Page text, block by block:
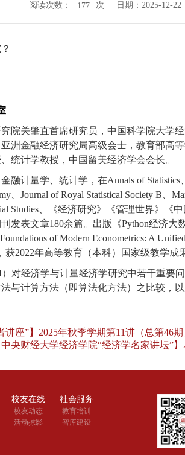
阅读次数： 177 次 日期：2025-12-22
院关肇直首席研究员，中国科学院大学
洲金融经济研究局高级会士，教育部高
统计学教授，中国留美经济学会会长。
融计量学、统计学，在Annals of Statistics
Journal of Royal Statistical Society B
Studies 、《经济研究》《管理世界》《
发表文章180余篇。出版《Python经济大
Foundations of Modern Econometrics: A
获2022年高等教育（本科）国家级教学成
）对经济学与计量经济学研究中若干重要
与计算方法（即算法化方法）之比较，
讲座”】2025年秋季学期第11讲（总第46
央财经大学经济学院“经济学名家讲坛”
校友在线
校友动态
活动掠影
社会服务
教育培训
智库建设